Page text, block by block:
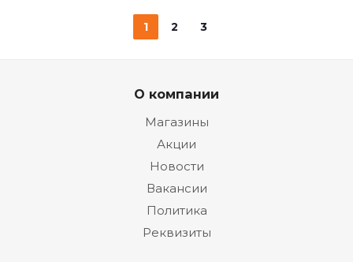
1 2 3
О компании
Магазины
Акции
Новости
Вакансии
Политика
Реквизиты